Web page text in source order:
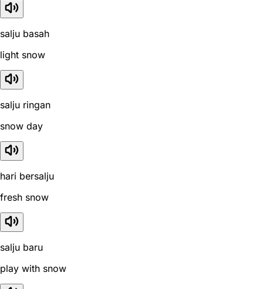
salju basah
light snow
salju ringan
snow day
hari bersalju
fresh snow
salju baru
play with snow